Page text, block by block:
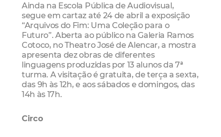
Ainda na Escola Pública de Audiovisual,
segue em cartaz até 24 de abril a exposição
“Arquivos do Fim: Uma Coleção para o
Futuro”. Aberta ao público na Galeria Ramos
Cotoco, no Theatro José de Alencar, a mostra
apresenta dez obras de diferentes
linguagens produzidas por 13 alunos da 7ª
turma. A visitação é gratuita, de terça a sexta,
das 9h às 12h, e aos sábados e domingos, das
14h às 17h.
Circo